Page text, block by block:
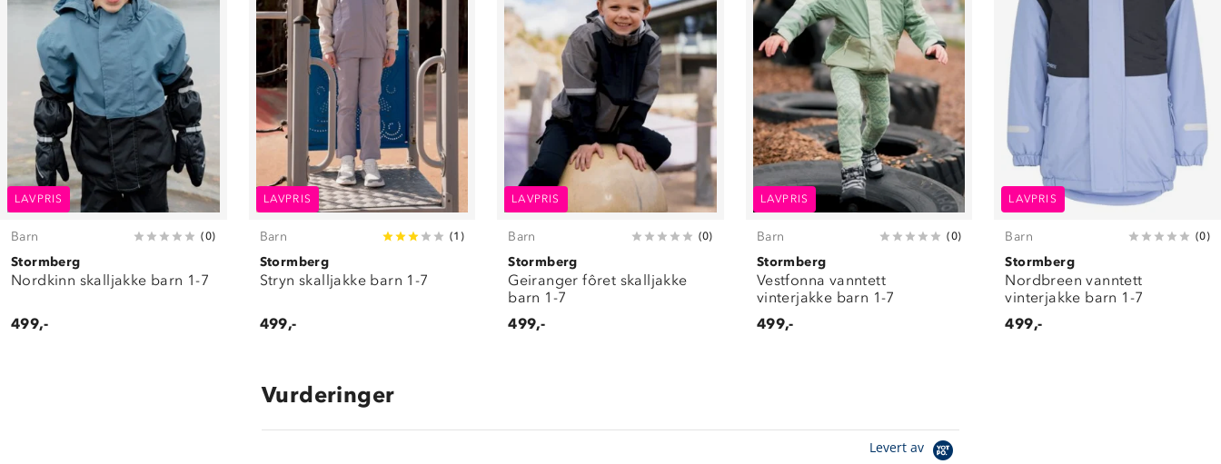
LAVPRIS
Barn (0)
Stormberg
Nordkinn skalljakke barn 1-7
499,-
LAVPRIS
Barn (1 )
Stormberg
Stryn skalljakke barn 1-7
499,-
LAVPRIS
Barn (0)
Stormberg
Geiranger fôret skalljakke
barn 1-7
499,-
LAVPRIS
Barn (0)
Stormberg
Vestfonna vanntett
vinterjakke barn 1-7
499,-
LAVPRIS
Barn (0)
Stormberg
Nordbreen vanntett
vinterjakke barn 1-7
499,-
Vurderinger
Levert av